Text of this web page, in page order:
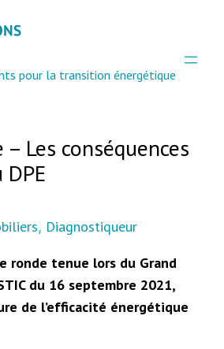
pour la transition énergétique
Les conséquences
, Diagnostiqueur
ronde tenue lors du Grand
du 16 septembre 2021,
de l’efficacité énergétique